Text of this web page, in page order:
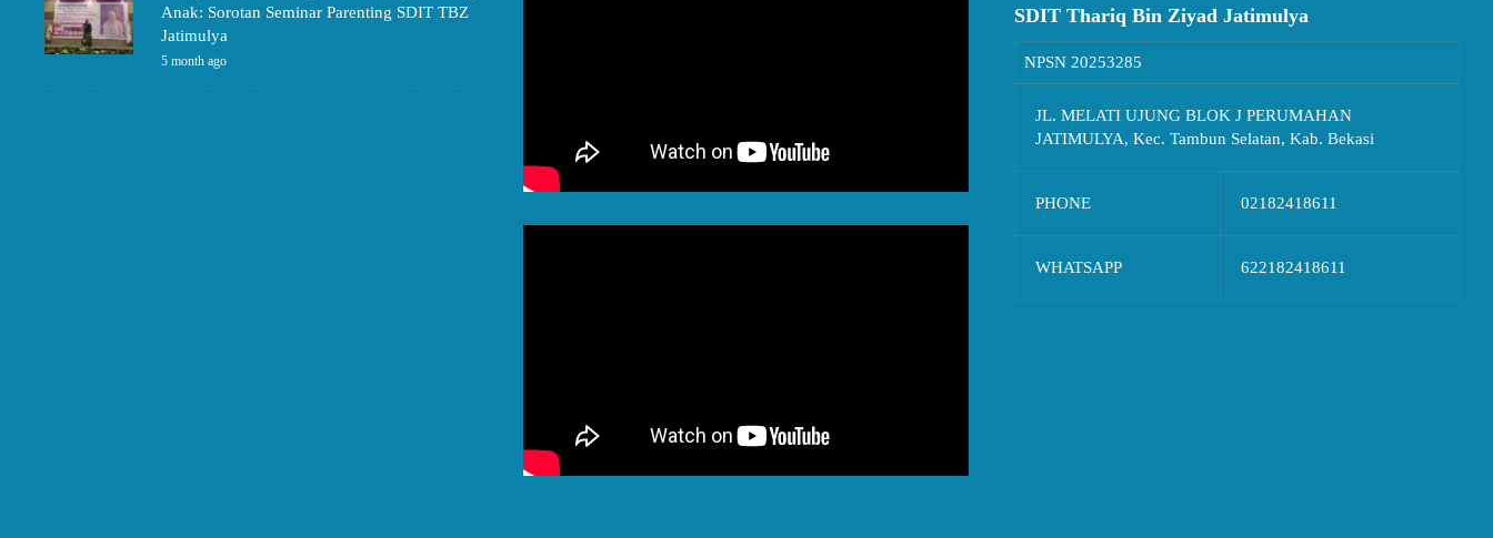
Anak: Sorotan Seminar Parenting SDIT TBZ
Jatimulya
5 month ago
SDIT Thariq Bin Ziyad Jatimulya
NPSN 20253285
JL. MELATI UJUNG BLOK J PERUMAHAN
JATIMULYA, Kec. Tambun Selatan, Kab. Bekasi
PHONE 02182418611
WHATSAPP 622182418611